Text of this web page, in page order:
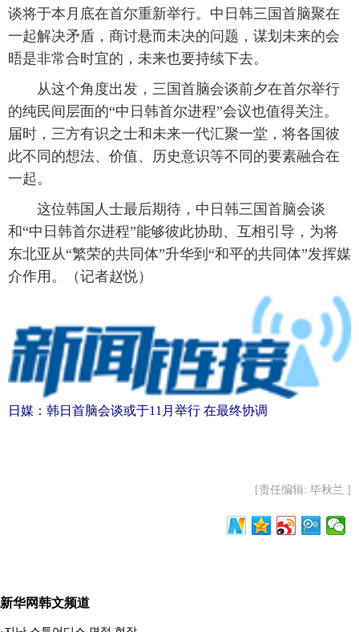
谈将于本月底在首尔重新举行。中日韩三国首脑聚在
一起解决矛盾，商讨悬而未决的问题，谋划未来的会
晤是非常合时宜的，未来也要持续下去。
从这个角度出发，三国首脑会谈前夕在首尔举行
的纯民间层面的“中日韩首尔进程”会议也值得关注。
届时，三方有识之士和未来一代汇聚一堂，将各国彼
此不同的想法、价值、历史意识等不同的要素融合在
一起。
这位韩国人士最后期待，中日韩三国首脑会谈
和“中日韩首尔进程”能够彼此协助、互相引导，为将
东北亚从“繁荣的共同体”升华到“和平的共同体”发挥媒
介作用。（记者赵悦）
日媒：韩日首脑会谈或于11月举行 在最终协调
[责任编辑: 毕秋兰 ]
新华网韩文频道